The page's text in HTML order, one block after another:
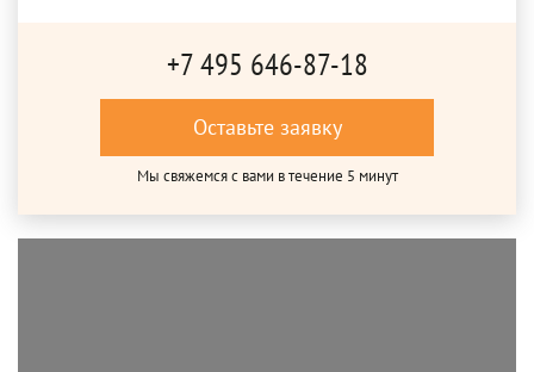
+7 495 646-87-18
Оставьте заявку
Мы свяжемся с вами в течение 5 минут